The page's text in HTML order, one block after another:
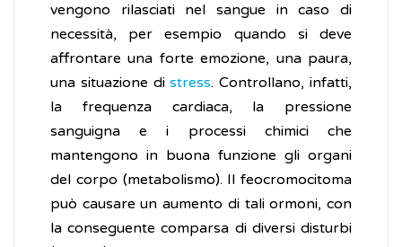
vengono rilasciati nel sangue in caso di
necessità, per esempio quando si deve
affrontare una forte emozione, una paura,
una situazione distress. Controllano, infatti,
la frequenza cardiaca, la pressione
sanguigna e i processi chimici che
mantengono in buona funzione gli organi
del corpo (metabolismo). Il feocromocitoma
può causare un aumento di tali ormoni, con
la conseguente comparsa di diversi disturbi